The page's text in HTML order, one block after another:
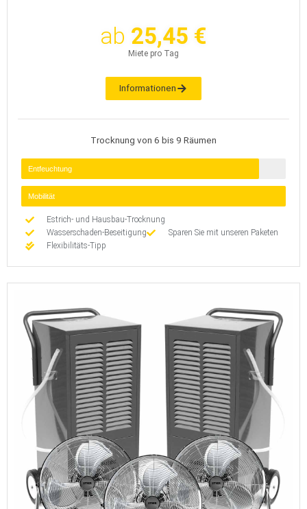
ab 25,45 €
Miete pro Tag
Informationen
Trocknung von 6 bis 9 Räumen
Entfeuchtung
Mobilität
Estrich- und Hausbau-Trocknung
Wasserschaden-Beseitigung
Sparen Sie mit unseren Paketen
Flexibilitäts-Tipp